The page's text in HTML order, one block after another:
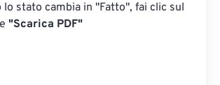
lo stato cambia in "Fatto", fai clic sul
"Scarica PDF"